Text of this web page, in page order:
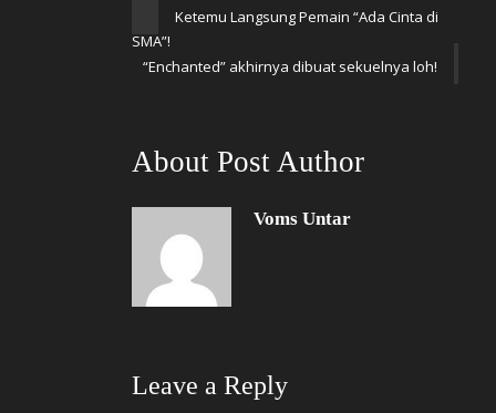
Ketemu Langsung Pemain “Ada Cinta di
SMA”!
“Enchanted” akhirnya dibuat sekuelnya loh!
About Post Author
Voms Untar
Leave a Reply